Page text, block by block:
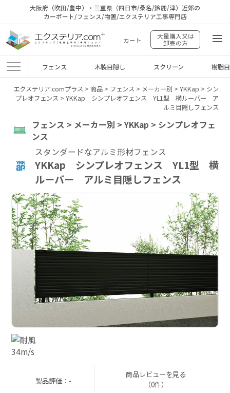
大阪府（吹田/豊中）・三重県（四日市/桑名/鈴鹿/津）近郊の
カーポート/フェンス/物置/エクステリア工事専門店
カート
大量購入又は
卸売の方
フェンス 木製目隠し スクリーン 樹脂
エクステリア.comプラス > 商品> フェンス > メーカー別 > YKKap > シン
プレオフェンス > YKKap シンプレオフェンス YL1型 横ルーバー ア
ルミ目隠しフェンス
フェンス > メーカー別 > YKKap > シンプレオフェ
ンス
スタンダードなアルミ形材フェンス
YKKap シンプレオフェンス YL1型 横
ルーバー アルミ目隠しフェンス
製品評価：-
商品レビューを見る
（0件）